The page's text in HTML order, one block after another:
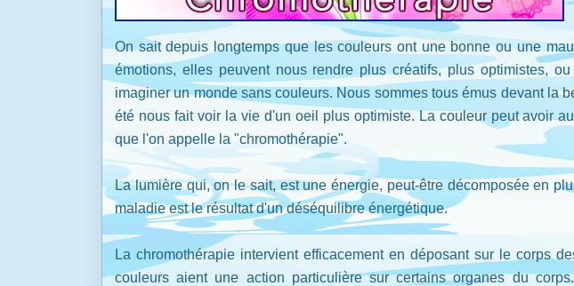
On sait depuis longtemps que les couleurs ont une bonne ou une
émotions, elles peuvent nous rendre plus créatifs, plus optimistes,
imaginer un monde sans couleurs. Nous sommes tous émus devant la
été nous fait voir la vie d'un oeil plus optimiste. La couleur peut avoir
que l'on appelle la "chromothérapie".
La lumière qui, on le sait, est une énergie, peut-être décomposée en
maladie est le résultat d'un déséquilibre énergétique.
La chromothérapie intervient efficacement en déposant sur le corps
couleurs aient une action particulière sur certains organes du